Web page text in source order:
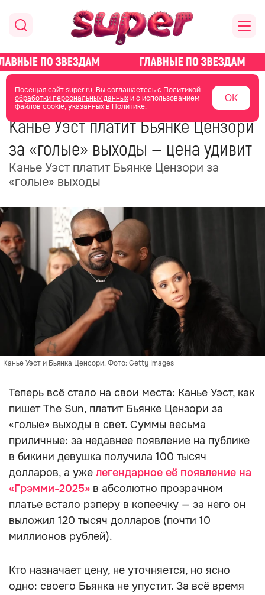
Посещая сайт super.ru, Вы соглашаетесь с Политикой
обработки персональных данныхи с использованием
файлов cookie, указанных в Политике.
ОК
главная новости о звездах новости
27 июня 2025 11:12
Канье Уэст платит Бьянке Цензори
за «голые» выходы — цена удивит
Канье Уэст платит Бьянке Цензори за
«голые» выходы
Канье Уэст и Бьянка Ценсори. Фото: Getty Images
Теперь всё стало на свои места: Канье Уэст, как
пишет The Sun, платит Бьянке Цензори за
«голые» выходы в свет. Суммы весьма
приличные: за недавнее появление на публике
в бикини девушка получила 100 тысяч
долларов, а уже легендарное её появление на
«Грэмми-2025» в абсолютно прозрачном
платье встало рэперу в копеечку — за него он
выложил 120 тысяч долларов (почти 10
миллионов рублей).
Кто назначает цену, не уточняется, но ясно
одно: своего Бьянка не упустит. За всё время